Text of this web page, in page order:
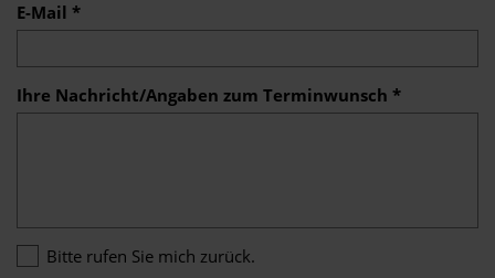
E-Mail *
Ihre Nachricht/Angaben zum Terminwunsch *
Bitte rufen Sie mich zurück.